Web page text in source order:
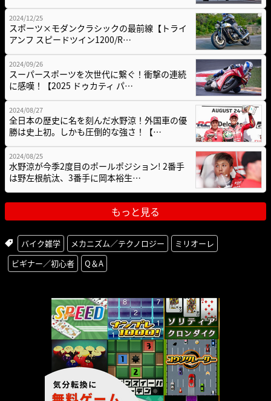
2024/12/25
スポーツ×モダンクラシックの最前線【トライ
アンフ スピードツイン1200/R…
2024/09/26
スーパースポーツを次世代に繋ぐ！衝撃の連続
に感嘆！【2025 ドゥカティ パ…
2024/08/27
全日本の歴史に名を刻んだ水野涼！外国車の優
勝は史上初。しかも圧倒的な強さ！【…
2024/08/25
水野涼が今季2度目のポールポジション! 2番手
は野左根航汰、3番手に岡本裕生…
もっと見る
バイク雑学 メカニズム／テクノロジー
ミリオーレ
ビギナー／初心者
Q＆A